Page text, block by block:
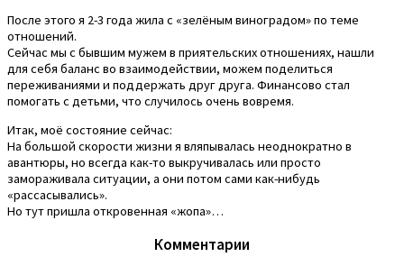
После этого я 2-3 года жила с «зелёным виноградом» по теме
отношений.
Сейчас мы с бывшим мужем в приятельских отношениях, нашли
для себя баланс во взаимодействии, можем поделиться
переживаниями и поддержать друг друга. Финансово стал
помогать с детьми, что случилось очень вовремя.
Итак, моё состояние сейчас:
На большой скорости жизни я вляпывалась неоднократно в
авантюры, но всегда как-то выкручивалась или просто
замораживала ситуации, а они потом сами как-нибудь
«рассасывались».
Но тут пришла откровенная «жопа»…
Комментарии